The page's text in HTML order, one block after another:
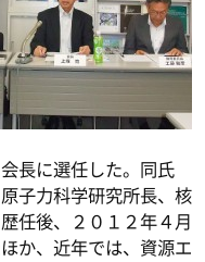
長に選任した。同氏
子力科学研究所長、核
任後、２０１２年４月
か、近年では、資源エ